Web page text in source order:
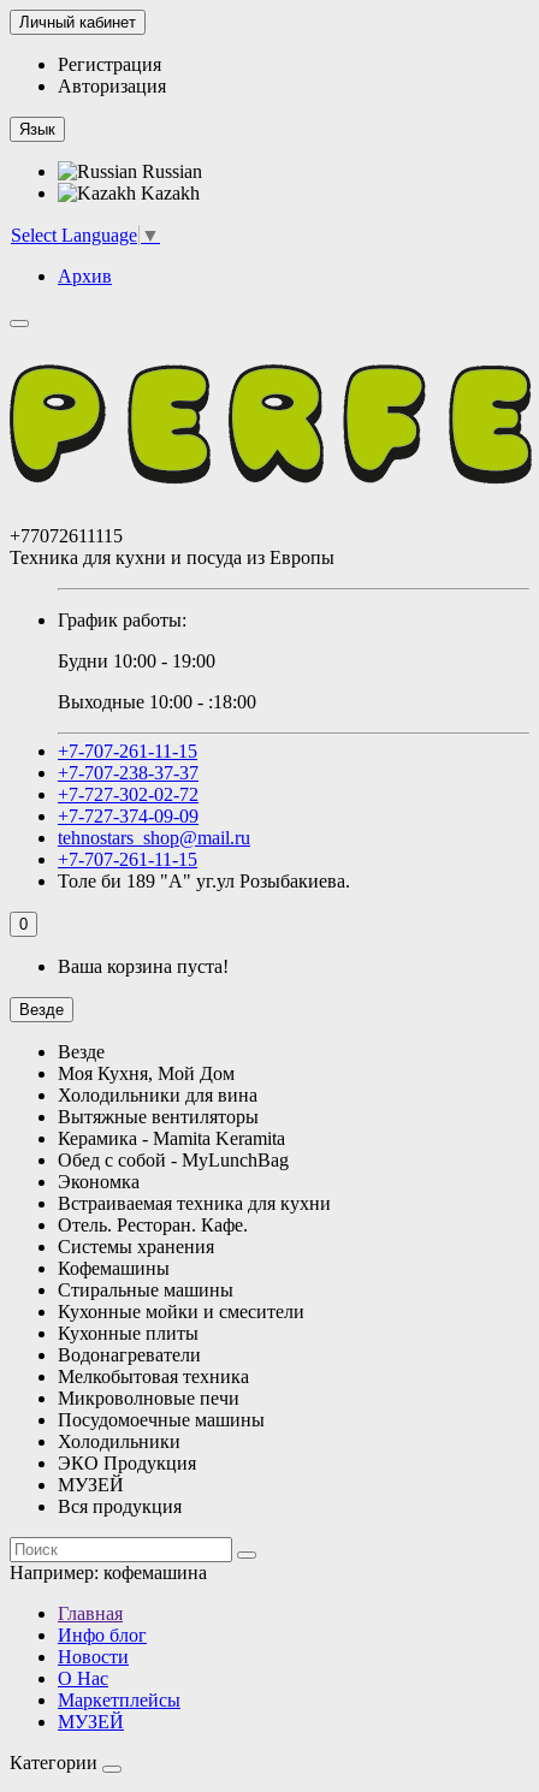
Личный кабинет
Регистрация
Авторизация
Язык
Russian
Kazakh
Select Language ▼
Архив
+77072611115
Техника для кухни и посуда из Европы
График работы:
Будни 10:00 - 19:00
Выходные 10:00 - :18:00
+7-707-261-11-15
+7-707-238-37-37
+7-727-302-02-72
+7-727-374-09-09
tehnostars_shop@mail.ru
+7-707-261-11-15
Толе би 189 "А" уг.ул Розыбакиева.
0
Ваша корзина пуста!
Везде
Везде
Моя Кухня, Мой Дом
Холодильники для вина
Вытяжные вентиляторы
Керамика - Mamita Keramita
Обед с собой - MyLunchBag
Экономка
Встраиваемая техника для кухни
Отель. Ресторан. Кафе.
Системы хранения
Кофемашины
Стиральные машины
Кухонные мойки и смесители
Кухонные плиты
Водонагреватели
Мелкобытовая техника
Микроволновые печи
Посудомоечные машины
Холодильники
ЭКО Продукция
МУЗЕЙ
Вся продукция
Например: кофемашина
Главная
Инфо блог
Новости
О Нас
Маркетплейсы
МУЗЕЙ
Категории